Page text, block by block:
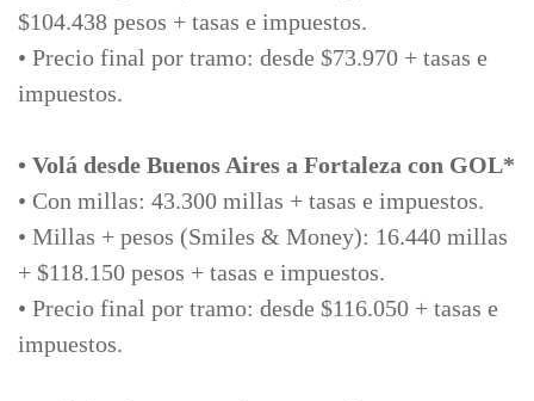
$104.438 pesos + tasas e impuestos.
• Precio final por tramo: desde $73.970 + tasas e
impuestos.
• Volá desde Buenos Aires a Fortaleza con GOL*
• Con millas: 43.300 millas + tasas e impuestos.
• Millas + pesos (Smiles & Money): 16.440 millas
+ $118.150 pesos + tasas e impuestos.
• Precio final por tramo: desde $116.050 + tasas e
impuestos.